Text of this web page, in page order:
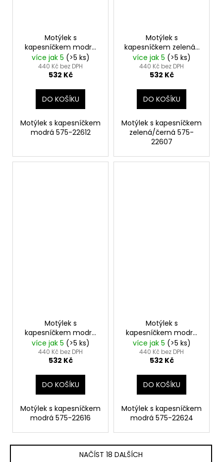
Motýlek s
kapesníčkem modrá
575-22612
více jak 5 (>5 ks)
440 Kč bez DPH
532 Kč
DO KOŠÍKU
Motýlek s kapesníčkem
modrá 575-22612
Motýlek s
kapesníčkem zelená/
černá 575-22607
více jak 5 (>5 ks)
440 Kč bez DPH
532 Kč
DO KOŠÍKU
Motýlek s kapesníčkem
zelená/černá 575-
22607
Motýlek s
kapesníčkem modrá
575-22616
více jak 5 (>5 ks)
440 Kč bez DPH
532 Kč
DO KOŠÍKU
Motýlek s kapesníčkem
modrá 575-22616
Motýlek s
kapesníčkem modrá
575-22624
více jak 5 (>5 ks)
440 Kč bez DPH
532 Kč
DO KOŠÍKU
Motýlek s kapesníčkem
modrá 575-22624
NAČÍST 18 DALŠÍCH